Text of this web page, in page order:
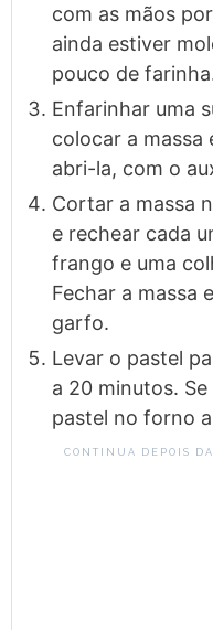
com as mãos
ainda estiver
pouco de
Enfarinhar uma
colocar a massa
abri-la, com o
Cortar a massa
e rechear cada
frango e uma
Fechar a massa
garfo.
Levar o pastel
a 20 minutos.
pastel no forno a
CONTINUA DEPOIS